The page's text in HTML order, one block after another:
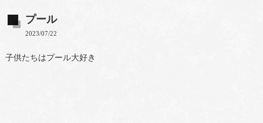
プール
2023/07/22
子供たちはプール大好き